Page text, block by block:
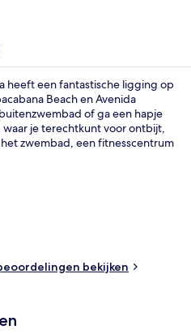
heeft een fantastische ligging op
Beach en Avenida
of ga een hapje
je terechtkunt voor ontbijt,
zwembad, een fitnesscentrum
en de locatie. Het
loopafstand: het is 4 minuten
bekijken